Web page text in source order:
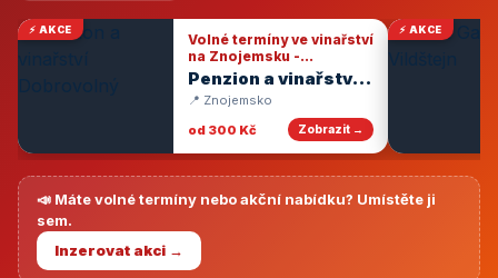
⚡ AKCE
Volné termíny ve vinařství
na Znojemsku -
degustace vín
Penzion a vinařství
Dobrovolný
📍 Znojemsko
od 300 Kč
Zobrazit →
⚡ AKCE
📣 Máte volné termíny nebo akční nabídku? Umístěte ji
sem.
Inzerovat akci →